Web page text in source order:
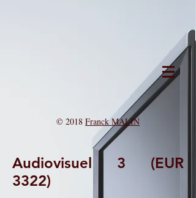
© 2018 Franck MALIN
Audiovisuel 3 (EUR
3322)